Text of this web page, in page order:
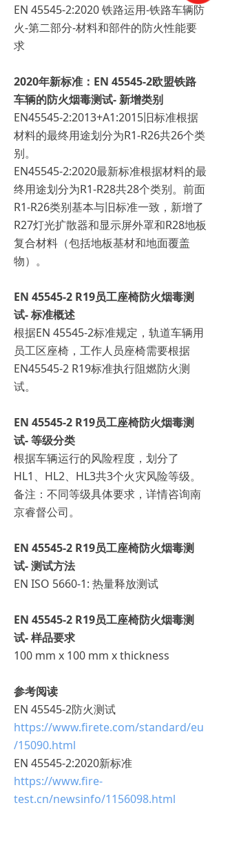
EN 45545-2:2020 铁路运用-铁路车辆防
火-第二部分-材料和部件的防火性能要
求
2020年新标准：EN 45545-2欧盟铁路
车辆的防火烟毒测试- 新增类别
EN45545-2:2013+A1:2015旧标准根据
材料的最终用途划分为R1-R26共26个类
别。
EN45545-2:2020最新标准根据材料的最
终用途划分为R1-R28共28个类别。前面
R1-R26类别基本与旧标准一致，新增了
R27灯光扩散器和显示屏外罩和R28地板
复合材料（包括地板基材和地面覆盖
物）。
EN 45545-2 R19员工座椅防火烟毒测
试- 标准概述
根据EN 45545-2标准规定，轨道车辆用
员工区座椅，工作人员座椅需要根据
EN45545-2 R19标准执行阻燃防火测
试。
EN 45545-2 R19员工座椅防火烟毒测
试- 等级分类
根据车辆运行的风险程度，划分了
HL1、HL2、HL3共3个火灾风险等级。
备注：不同等级具体要求，详情咨询南
京睿督公司。
EN 45545-2 R19员工座椅防火烟毒测
试- 测试方法
EN ISO 5660-1: 热量释放测试
EN 45545-2 R19员工座椅防火烟毒测
试- 样品要求
100 mm x 100 mm x thickness
参考阅读
EN 45545-2防火测试
https://www.firete.com/standard/eu
/15090.html
EN 45545-2:2020新标准
https://www.fire-
test.cn/newsinfo/1156098.html